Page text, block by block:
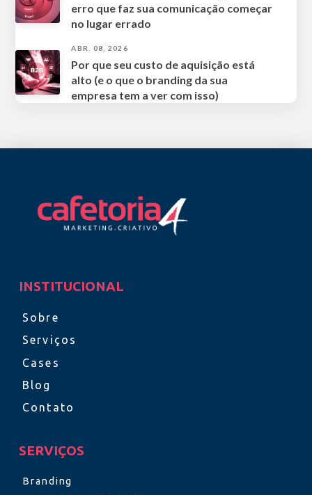
erro que faz sua comunicação começar
no lugar errado
ABR. 08, 2026
Por que seu custo de aquisição está
alto (e o que o branding da sua
empresa tem a ver com isso)
INSTITUCIONAL
Sobre
Serviços
Cases
Blog
Contato
SERVIÇOS
Branding